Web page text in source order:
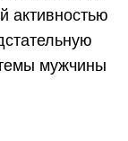
активностью
мужчины